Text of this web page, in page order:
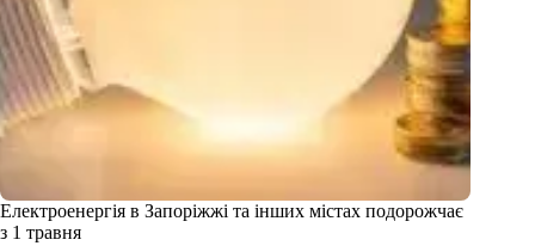
Електроенергія в Запоріжжі та інших містах подорожчає
з 1 травня